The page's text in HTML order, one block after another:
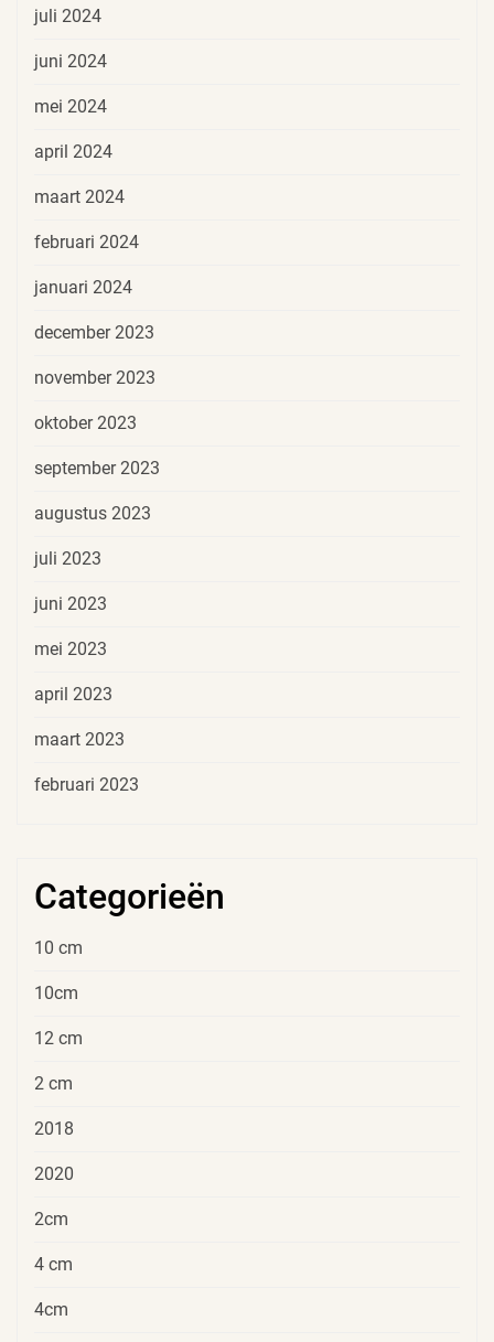
juli 2024
juni 2024
mei 2024
april 2024
maart 2024
februari 2024
januari 2024
december 2023
november 2023
oktober 2023
september 2023
augustus 2023
juli 2023
juni 2023
mei 2023
april 2023
maart 2023
februari 2023
Categorieën
10 cm
10cm
12 cm
2 cm
2018
2020
2cm
4 cm
4cm